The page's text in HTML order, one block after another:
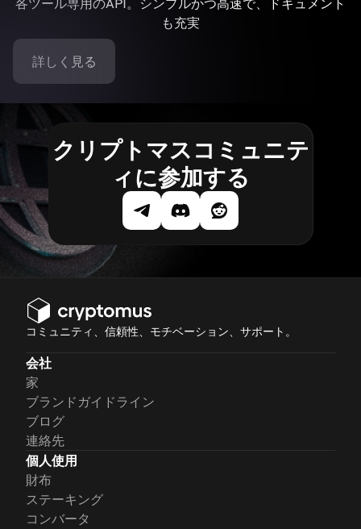
各ツール専用のAPI。シンプルかつ高速で、ドキュメント
も充実
詳しく見る
クリプトマスコミュニテ
ィに参加する
コミュニティ、信頼性、モチベーション、サポート。
会社
家
ブランドガイドライン
ブログ
連絡先
個人使用
財布
ステーキング
コンバータ